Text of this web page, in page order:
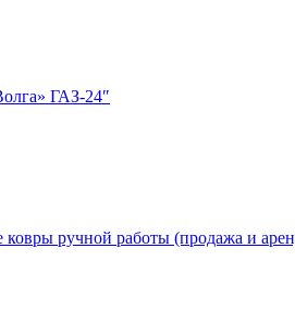
ГАЗ-24″
ковры ручной работы (продажа и